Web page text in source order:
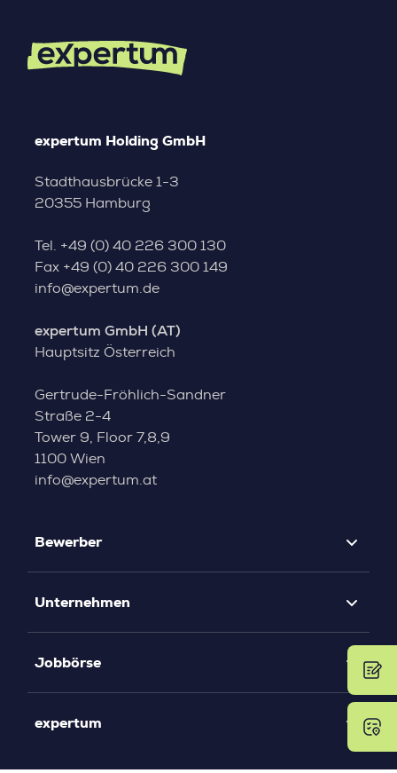
expertum Holding GmbH
Stadthausbrücke 1-3
20355 Hamburg
Tel. +49 (0) 40 226 300 130
Fax +49 (0) 40 226 300 149
info@expertum.de
expertum GmbH (AT)
Hauptsitz Österreich
Gertrude-Fröhlich-Sandner
Straße 2-4
Tower 9, Floor 7,8,9
1100 Wien
info@expertum.at
Bewerber
Unternehmen
Jobbörse
expertum